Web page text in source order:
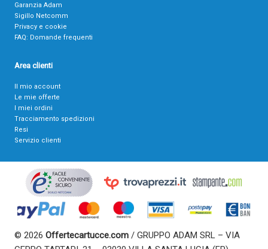
Garanzia Adam
Sigillo Netcomm
Privacy e cookie
FAQ: Domande frequenti
Area clienti
Il mio account
Le mie offerte
I miei ordini
Tracciamento spedizioni
Resi
Servizio clienti
© 2026 Offertecartucce.com / GRUPPO ADAM SRL – VIA